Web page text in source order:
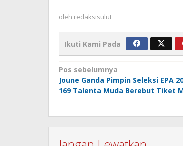
oleh redaksisulut
Ikuti Kami Pada
Navigasi
pos
Pos sebelumnya
Joune Ganda Pimpin Seleksi EPA
169 Talenta Muda Berebut Tiket